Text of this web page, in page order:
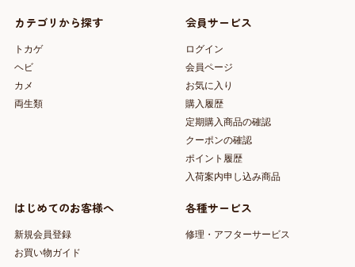
カテゴリから探す
トカゲ
ヘビ
カメ
両生類
会員サービス
ログイン
会員ページ
お気に入り
購入履歴
定期購入商品の確認
クーポンの確認
ポイント履歴
入荷案内申し込み商品
はじめてのお客様へ
新規会員登録
お買い物ガイド
各種サービス
修理・アフターサービス